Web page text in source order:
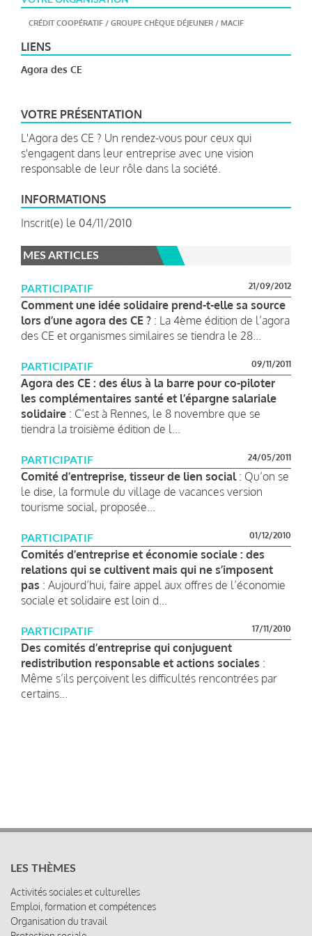
CRÉDIT COOPÉRATIF / GROUPE CHÈQUE DÉJEUNER / MACIF
LIENS
Agora des CE
VOTRE PRÉSENTATION
L'Agora des CE ? Un rendez-vous pour ceux qui
s'engagent dans leur entreprise avec une vision
responsable de leur rôle dans la société.
INFORMATIONS
Inscrit(e) le 04/11/2010
MES ARTICLES
PARTICIPATIF 21/09/2012
Comment une idée solidaire prend-t-elle sa source
lors d’une agora des CE ? : La 4ème édition de l’agora
des CE et organismes similaires se tiendra le 28...
PARTICIPATIF 09/11/2011
Agora des CE : des élus à la barre pour co-piloter
les complémentaires santé et l’épargne salariale
solidaire : C’est à Rennes, le 8 novembre que se
tiendra la troisième édition de l...
PARTICIPATIF 24/05/2011
Comité d’entreprise, tisseur de lien social: Qu’on se
le dise, la formule du village de vacances version
tourisme social, proposée...
PARTICIPATIF 01/12/2010
Comités d’entreprise et économie sociale : des
relations qui se cultivent mais qui ne s’imposent
pas : Aujourd’hui, faire appel aux offres de l’économie
sociale et solidaire est loin d...
PARTICIPATIF 17/11/2010
Des comités d’entreprise qui conjuguent
redistribution responsable et actions sociales :
Même s’ils perçoivent les difficultés rencontrées par
certains...
LES THÈMES
Activités sociales et culturelles
Emploi, formation et compétences
Organisation du travail